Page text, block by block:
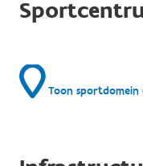
Toon